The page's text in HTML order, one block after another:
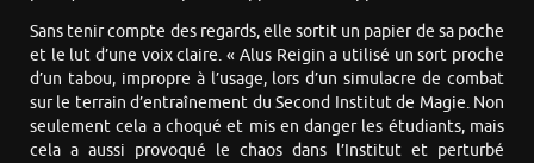
Sans tenir compte des regards, elle sortit un papier de sa poche
et le lut d’une voix claire. « Alus Reigin a utilisé un sort proche
d’un tabou, impropre à l’usage, lors d’un simulacre de combat
sur le terrain d’entraînement du Second Institut de Magie. Non
seulement cela a choqué et mis en danger les étudiants, mais
cela a aussi provoqué le chaos dans l’Institut et perturbé